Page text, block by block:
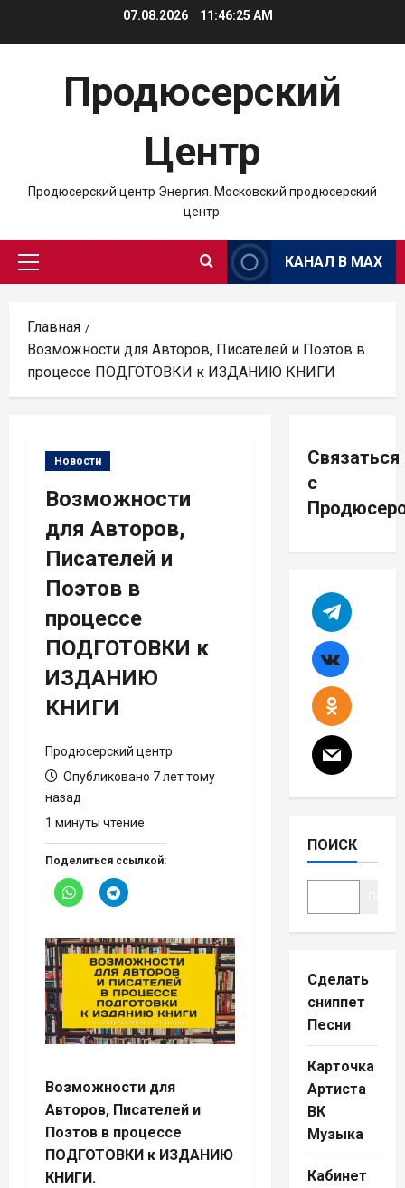
07.08.2026 11:46:26 AM
Продюсерский
Центр
Продюсерский центр Энергия. Московский продюсерский
центр.
Основное
КАНАЛ В MAX
Главная
Возможности для Авторов, Писателей и Поэтов в
процессе ПОДГОТОВКИ к ИЗДАНИЮ КНИГИ
Новости
Возможности
для Авторов,
Писателей и
Поэтов в
процессе
ПОДГОТОВКИ к
ИЗДАНИЮ
КНИГИ
Продюсерский центр
Опубликовано 7 лет тому
назад
1 минуты чтение
Поделиться ссылкой:
Возможности для
Авторов, Писателей и
Поэтов в процессе
ПОДГОТОВКИ к ИЗДАНИЮ
КНИГИ.
Связаться
с
ПОИСК
Сделать
сниппет
Песни
Карточка
Артиста
ВК
Музыка
Кабинет